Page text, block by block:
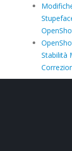
Stabilità